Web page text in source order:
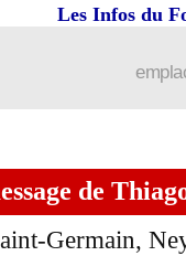
Les Infos du
de
Germain,
pour Diop
avec Nice
3 ans